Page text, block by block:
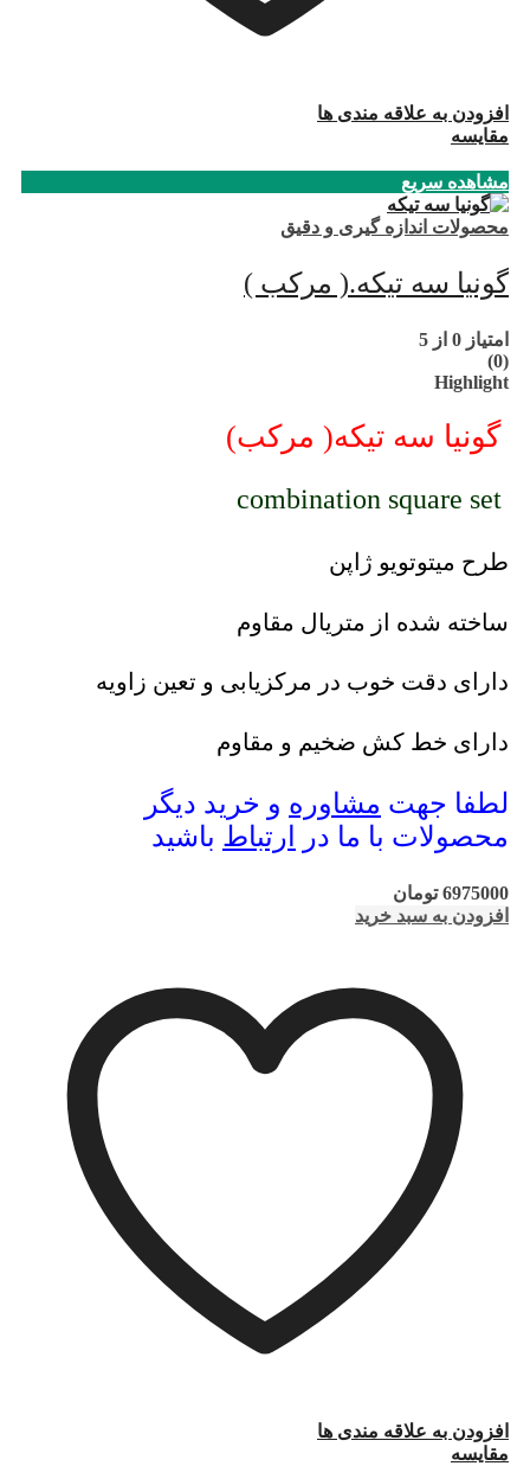
افزودن به علاقه مندی ها
مقایسه
مشاهده سریع
محصولات اندازه گیری و دقیق
گونیا سه تیکه.( مرکب )
امتیاز 0 از 5
(0)
Highlight
گونیا سه تیکه( مرکب)
طرح میتوتویو ژاپن
ساخته شده از متریال مقاوم
دارای دقت خوب در مرکزیابی و تعین زاویه
دارای خط کش ضخیم و مقاوم
لطفا جهت مشاوره و خرید دیگر
محصولات با ما در
ارتباط باشید
6975000 تومان
افزودن به سبد خرید
افزودن به علاقه مندی ها
مقایسه